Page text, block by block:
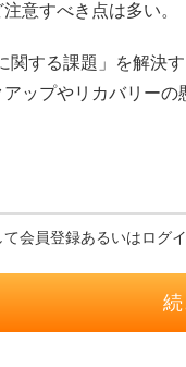
意すべき点は多い。
する課題」を解決
ップやリカバリー
会員登録あるいはログイ